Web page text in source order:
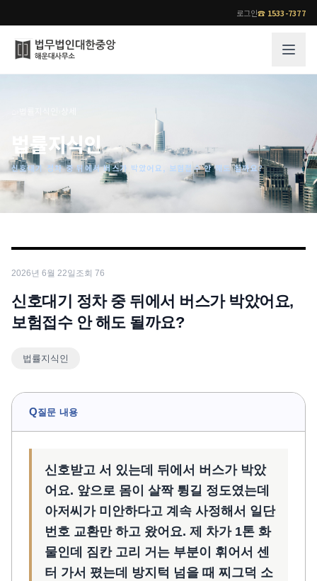
로그인☎ 1533-7377
오시는 길
통합검색
기업 인사이트
사례분석/최신동향
법률지식인
업무분야
전체
소식/자료
공지사항
뉴스레터/브로슈어
법률지식인
신호대기 정차 중 뒤에서 버스가 박았어요, 보험접수 안 해도 될까요?
2026년 6월 22일 조회 76
신호대기 정차 중 뒤에서 버스가 박았어요,
보험접수 안 해도 될까요?
법률지식인
Q질문 내용
신호받고 서 있는데 뒤에서 버스가 박았
어요. 앞으로 몸이 살짝 튕길 정도였는데
아저씨가 미안하다고 계속 사정해서 일단
번호 교환만 하고 왔어요. 제 차가 1톤 화
물인데 짐칸 고리 거는 부분이 휘어서 센
터 가서 폈는데 방지턱 넘을 때 찌그덕 소